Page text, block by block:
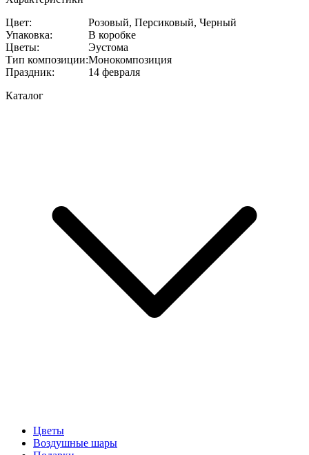
Цвет:
Розовый, Персиковый, Черный
Упаковка:
В коробке
Цветы:
Эустома
Тип композиции:Монокомпозиция
Праздник:
14 февраля
Каталог
Цветы
Воздушные шары